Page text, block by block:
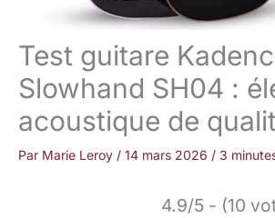
Test guitare
Slowhand SH04 :
acoustique de
Par Marie Leroy / 14 mars 2026 / 3
4.9/5 - (10